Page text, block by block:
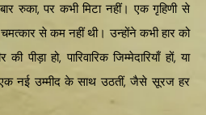
रुका, पर कभी मिटा नहीं। एक गृहिणी से
से कम नहीं थी। उन्होंने कभी हार को
पीड़ा हो, पारिवारिक जिम्मेदारियाँ हों, या
नई उम्मीद के साथ उठतीं, जैसे सूरज हर